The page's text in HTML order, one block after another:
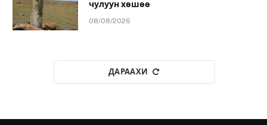
чулуун хөшөө
08/08/2026
ДАРААХИ